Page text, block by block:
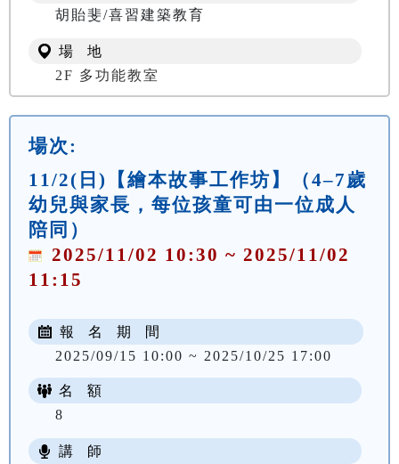
胡貽斐/喜習建築教育
場 地
2F 多功能教室
場次:
11/2(日)【繪本故事工作坊】（4–7歲
幼兒與家長，每位孩童可由一位成人
陪同）
2025/11/02 10:30 ~ 2025/11/02
11:15
報 名 期 間
2025/09/15 10:00 ~ 2025/10/25 17:00
名 額
8
講 師